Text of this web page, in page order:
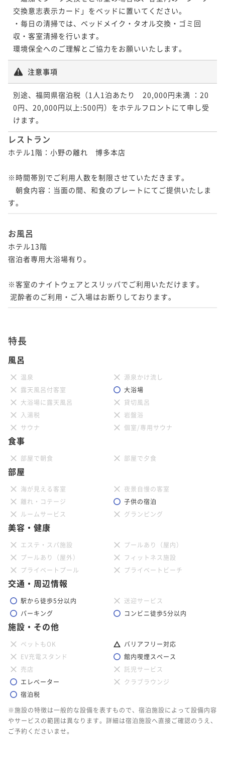
交換意志表示カード」をベッドに置いてください。
・毎日の清掃では、ベッドメイク・タオル交換・ゴミ回
収・客室清掃を行います。
注意事項
別途、福岡県宿泊税（1人1泊あたり　20,000円未満 ：20
0円、20,000円以上:500円）をホテルフロントにて申し受
レストラン
ホテル1階：小野の離れ　博多本店
※時間帯別でご利用人数を制限させていただきます。
朝食内容：当面の間、和食のプレートにてご提供いたしま
す。
お風呂
ホテル13階
宿泊者専用大浴場有り。
※客室のナイトウェアとスリッパでご利用いただけます。
特長
風呂
温泉
源泉かけ流し
露天風呂付客室
大浴場
大浴場に露天風呂
貸切風呂
入湯税
岩盤浴
サウナ
個室/専用サウナ
食事
部屋で朝食 部屋で夕食
部屋
海が見える客室
夜景自慢の客室
離れ・コテージ
子供の宿泊
ルームサービス
グランピング
美容・健康
エステ・スパ施設
プールあり（屋内）
プールあり（屋外）
フィットネス施設
プライベートプール
プライベートビーチ
交通・周辺情報
駅から徒歩5分以内
送迎サービス
パーキング
コンビニ徒歩5分以内
施設・その他
ペットもOK
バリアフリー対応
EV充電スタンド
館内喫煙スペース
売店
託児サービス
エレベーター
クラブラウンジ
宿泊税
※施設の特徴は一般的な設備を表すもので、宿泊施設によって設備内容
やサービスの範囲は異なります。詳細は宿泊施設へ直接ご確認のうえ、
ご予約くださいませ。